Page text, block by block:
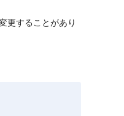
更することがあり